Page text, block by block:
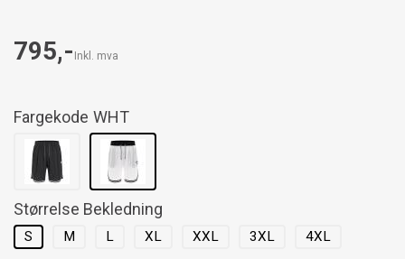
795,- Inkl. mva
Fargekode WHT
Størrelse Bekledning
S M L XL XXL 3XL 4XL